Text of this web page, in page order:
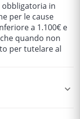
obbligatoria in
per le cause
a 1.100€ e
quando non
per tutelare al